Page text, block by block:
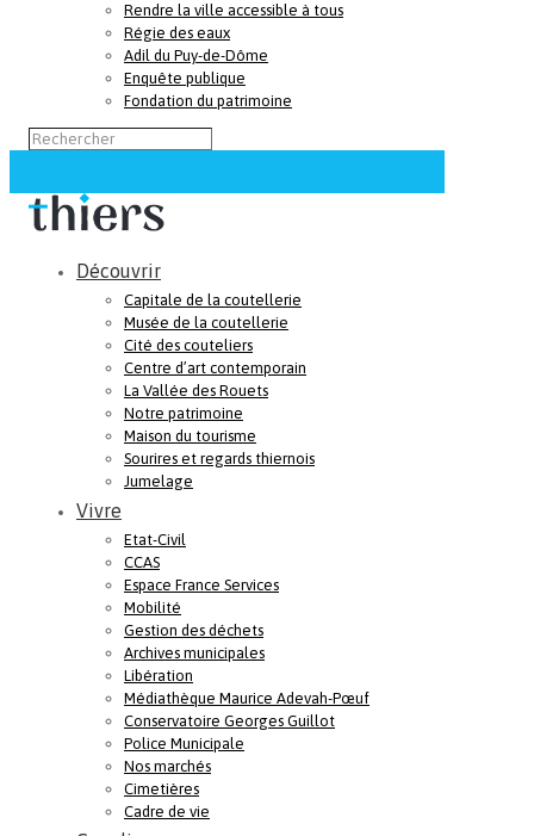
Rendre la ville accessible à tous
Régie des eaux
Adil du Puy-de-Dôme
Enquête publique
Fondation du patrimoine
Découvrir
Capitale de la coutellerie
Musée de la coutellerie
Cité des couteliers
Centre d’art contemporain
La Vallée des Rouets
Notre patrimoine
Maison du tourisme
Sourires et regards thiernois
Jumelage
Vivre
Etat-Civil
CCAS
Espace France Services
Mobilité
Gestion des déchets
Archives municipales
Libération
Médiathèque Maurice Adevah-Pœuf
Conservatoire Georges Guillot
Police Municipale
Nos marchés
Cimetières
Cadre de vie